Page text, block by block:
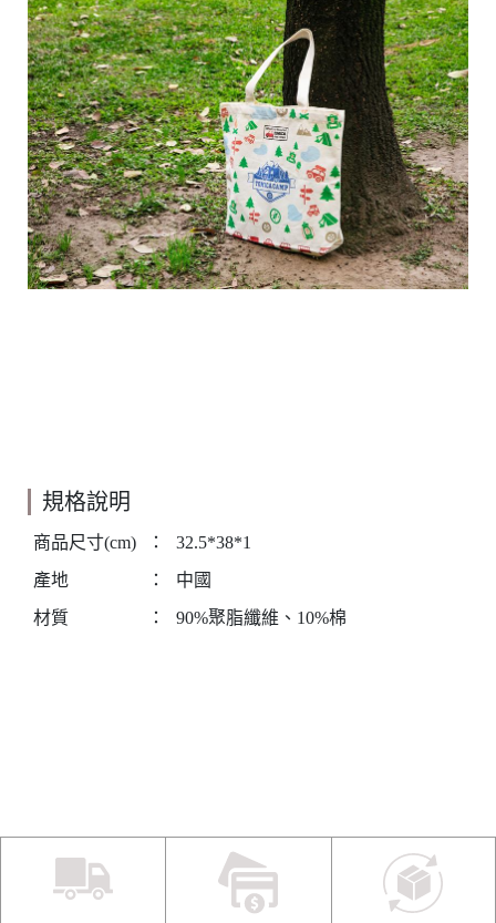
規格說明
商品尺寸(cm) ：
32.5*38*1
產地
：
中國
材質
： 90%聚脂纖維、10%棉